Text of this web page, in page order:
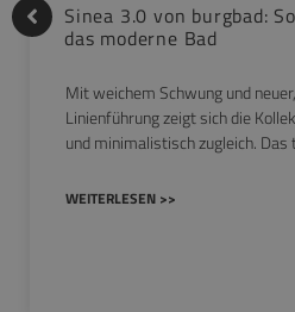
Sinea 3.0 von burgbad:
das moderne Bad
Mit weichem Schwung und
Linienführung zeigt sich die
und minimalistisch zugleich.
WEITERLESEN >>